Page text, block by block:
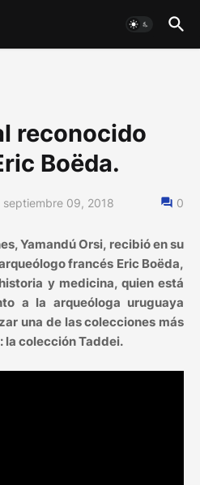
reconocido
Boëda.
septiembre 09, 2018 0
Yamandú Orsi, recibió en su
francés Eric Boëda,
y medicina, quien está
a la arqueóloga uruguaya
una de las colecciones más
la colección Taddei.